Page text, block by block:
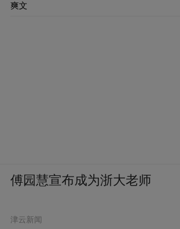
爽文
傅园慧宣布成为浙大老师
津云新闻